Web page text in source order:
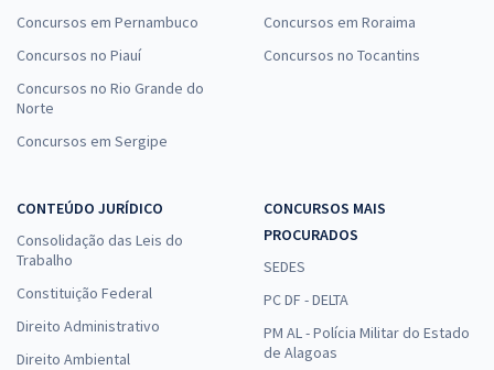
Concursos em Pernambuco
Concursos no Piauí
Concursos no Rio Grande do
Norte
Concursos em Sergipe
Concursos em Roraima
Concursos no Tocantins
CONTEÚDO JURÍDICO
Consolidação das Leis do
Trabalho
Constituição Federal
Direito Administrativo
Direito Ambiental
CONCURSOS MAIS
PROCURADOS
SEDES
PC DF - DELTA
PM AL - Polícia Militar do Estado
de Alagoas